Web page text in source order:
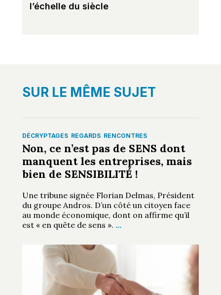
l’échelle du siècle
SUR LE MÊME SUJET
DÉCRYPTAGES REGARDS RENCONTRES
Non, ce n’est pas de SENS dont
manquent les entreprises, mais
bien de SENSIBILITÉ !
Une tribune signée Florian Delmas, Président
du groupe Andros. D’un côté un citoyen face
au monde économique, dont on affirme qu’il
est « en quête de sens ». …